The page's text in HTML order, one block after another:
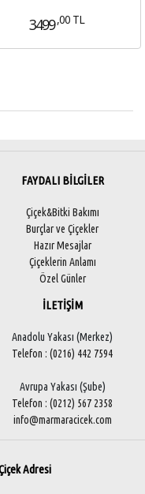
3499 ,00 TL
FAYDALI BİLGİLER
Çiçek&Bitki Bakımı
Burçlar ve Çiçekler
Hazır Mesajlar
Çiçeklerin Anlamı
Özel Günler
İLETİŞİM
Anadolu Yakası (Merkez)
Telefon : (0216) 442 7594
Avrupa Yakası (Şube)
Telefon : (0212) 567 2358
info@marmaracicek.com
Adresi